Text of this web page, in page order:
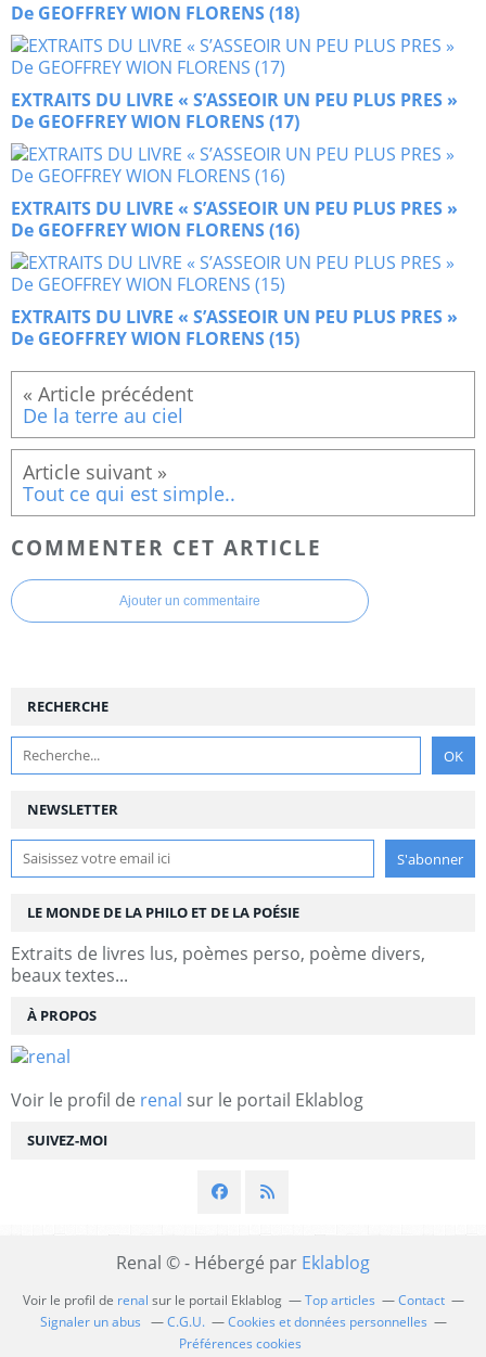
De GEOFFREY WION FLORENS (18)
EXTRAITS DU LIVRE « S’ASSEOIR UN PEU PLUS PRES »
De GEOFFREY WION FLORENS (17)
EXTRAITS DU LIVRE « S’ASSEOIR UN PEU PLUS PRES »
De GEOFFREY WION FLORENS (16)
EXTRAITS DU LIVRE « S’ASSEOIR UN PEU PLUS PRES »
De GEOFFREY WION FLORENS (15)
De la terre au ciel
Tout ce qui est simple..
COMMENTER CET ARTICLE
Ajouter un commentaire
NEWSLETTER
SUIVEZ-MOI
RECHERCHE
LE MONDE DE LA PHILO ET DE LA POÉSIE
Extraits de livres lus, poèmes perso, poème divers,
beaux textes...
À PROPOS
Voir le profil de renal sur le portail Eklablog
Renal © - Hébergé par Eklablog
Voir le profil de renal sur le portail Eklablog Top articles
Contact
Signaler un abus
C.G.U.
Cookies et données personnelles
Préférences cookies